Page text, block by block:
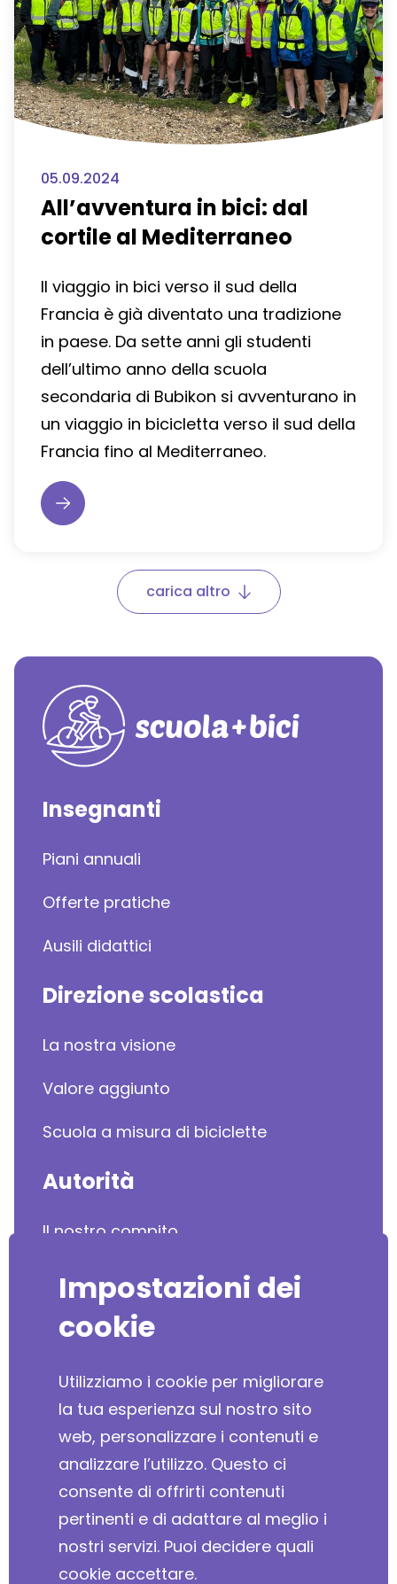
05.09.2024
All’avventura in bici: dal
cortile al Mediterraneo
Il viaggio in bici verso il sud della
Francia è già diventato una tradizione
in paese. Da sette anni gli studenti
dell’ultimo anno della scuola
secondaria di Bubikon si avventurano in
un viaggio in bicicletta verso il sud della
Francia fino al Mediterraneo.
carica altro
Insegnanti
Piani annuali
Offerte pratiche
Ausili didattici
Direzione scolastica
La nostra visione
Valore aggiunto
Scuola a misura di biciclette
Autorità
Il nostro compito
Piano di mobilità
SvizzeraEnergia
Comunicati stampa
Materiale per la stampa
Download
Impostazioni dei
cookie
Utilizziamo i cookie per migliorare
la tua esperienza sul nostro sito
web, personalizzare i contenuti e
analizzare l’utilizzo. Questo ci
consente di offrirti contenuti
pertinenti e di adattare al meglio i
nostri servizi. Puoi decidere quali
cookie accettare.